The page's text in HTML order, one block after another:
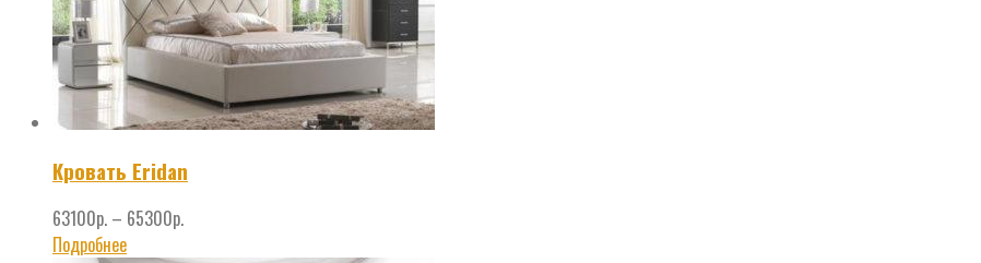
Кровать Eridan
63100р. – 65300р.
Подробнее